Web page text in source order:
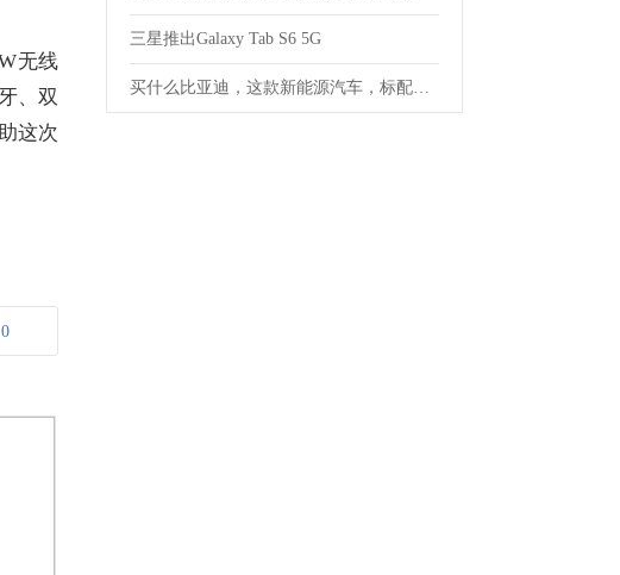
无线
、双
这次
0
三星推出Galaxy Tab S6 5G
买什么比亚迪，这款新能源汽车，标配HUD